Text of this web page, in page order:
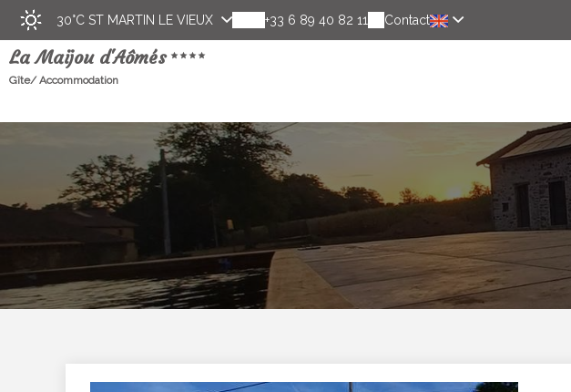
30°C ST MARTIN LE VIEUX +33 6 89 40 82 11 Contact
La Maijou d'Aômés
Gîte/ Accommodation
Discover Gîte